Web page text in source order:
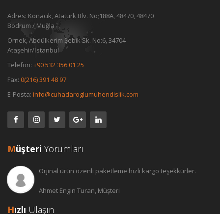
Adres:Konacık, Atatürk Blv. No;188A, 48470, 48470
Bodrum / Muğla
Örnek, Abdülkerim Şebik Sk. No:6, 34704
Ataşehir/İstanbul
Telefon: +90 532 356 01 25
Fax: 0(216) 391 48 97
E-Posta: info@cuhadaroglumuhendislik.com
Müşteri Yorumları
Orjinal ürün özenli paketleme hızlı kargo teşekkürler.
Ahmet Engin Turan, Müşteri
Hızlı Ulaşın